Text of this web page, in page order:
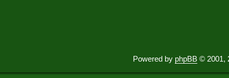
Powered by phpBB © 2001,